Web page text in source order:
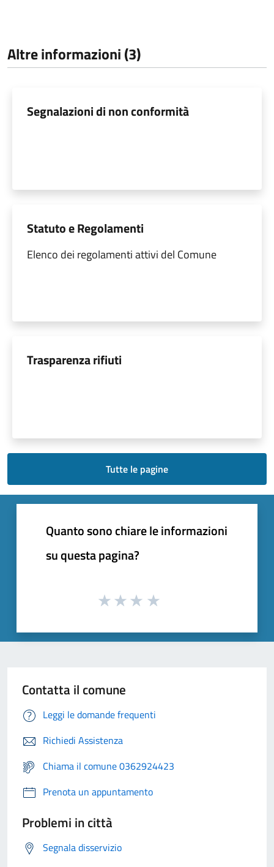
Altre informazioni (3)
Segnalazioni di non conformità
Statuto e Regolamenti
Elenco dei regolamenti attivi del Comune
Trasparenza rifiuti
Tutte le pagine
Quanto sono chiare le informazioni
su questa pagina?
Contatta il comune
Leggi le domande frequenti
Richiedi Assistenza
Chiama il comune 0362924423
Prenota un appuntamento
Problemi in città
Segnala disservizio